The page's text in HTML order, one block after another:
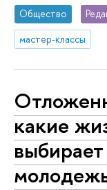
Общество
мастер-классы
какие